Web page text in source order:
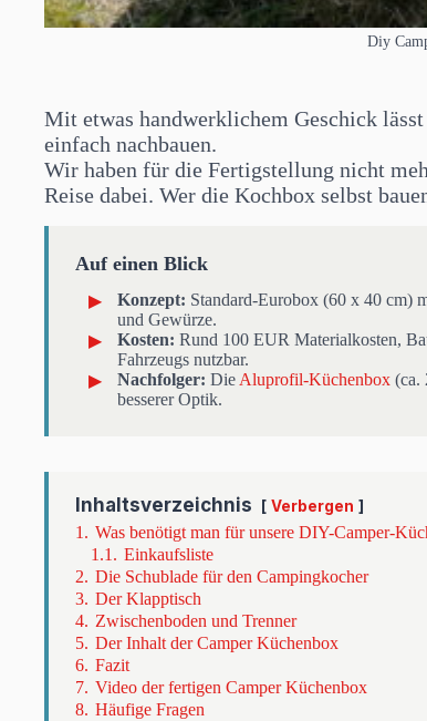
Diy
Mit etwas handwerklichem Geschick lässt
einfach nachbauen.
Wir haben für die Fertigstellung nicht
Reise dabei. Wer die Kochbox selbst
Auf einen Blick
Konzept: Standard-Eurobox (60 x 40 cm)
und Gewürze.
Kosten: Rund 100 EUR Materialkosten,
Fahrzeugs nutzbar.
Nachfolger: Die Aluprofil-Küchenbox(ca.
besserer Optik.
Inhaltsverzeichnis Verbergen
1. Was benötigt man für unsere DIY-Camper-
1.1. Einkaufsliste
2. Die Schublade für den Campingkocher
3. Der Klapptisch
4. Zwischenboden und Trenner
5. Der Inhalt der Camper Küchenbox
6. Fazit
7. Video der fertigen Camper Küchenbox
8. Häufige Fragen